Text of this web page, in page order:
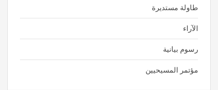
طاولة مستديرة
الآراء
رسوم بيانية
مؤتمر المسيحيين